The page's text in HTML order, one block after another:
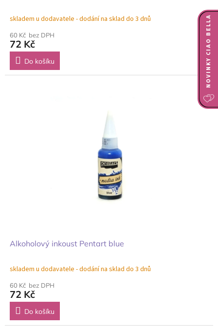
skladem u dodavatele - dodání na sklad do 3 dnů
60 Kč bez DPH
72 Kč
Do košíku
Alkoholový inkoust Pentart blue
skladem u dodavatele - dodání na sklad do 3 dnů
60 Kč bez DPH
72 Kč
Do košíku
NOVINKY CIAO BELLA